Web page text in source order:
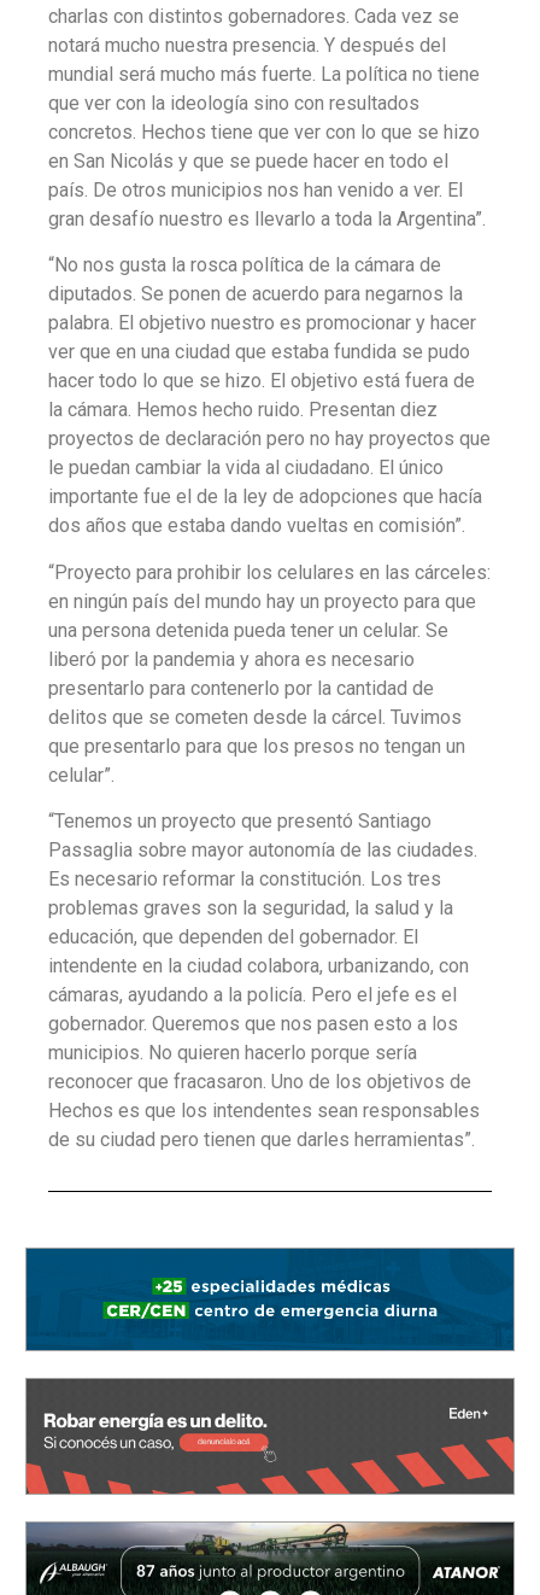
charlas con distintos gobernadores. Cada vez se
notará mucho nuestra presencia. Y después del
mundial será mucho más fuerte. La política no tiene
que ver con la ideología sino con resultados
concretos. Hechos tiene que ver con lo que se hizo
en San Nicolás y que se puede hacer en todo el
país. De otros municipios nos han venido a ver. El
gran desafío nuestro es llevarlo a toda la Argentina”.
“No nos gusta la rosca política de la cámara de
diputados. Se ponen de acuerdo para negarnos la
palabra. El objetivo nuestro es promocionar y hacer
ver que en una ciudad que estaba fundida se pudo
hacer todo lo que se hizo. El objetivo está fuera de
la cámara. Hemos hecho ruido. Presentan diez
proyectos de declaración pero no hay proyectos que
le puedan cambiar la vida al ciudadano. El único
importante fue el de la ley de adopciones que hacía
dos años que estaba dando vueltas en comisión”.
“Proyecto para prohibir los celulares en las cárceles:
en ningún país del mundo hay un proyecto para que
una persona detenida pueda tener un celular. Se
liberó por la pandemia y ahora es necesario
presentarlo para contenerlo por la cantidad de
delitos que se cometen desde la cárcel. Tuvimos
que presentarlo para que los presos no tengan un
celular”.
“Tenemos un proyecto que presentó Santiago
Passaglia sobre mayor autonomía de las ciudades.
Es necesario reformar la constitución. Los tres
problemas graves son la seguridad, la salud y la
educación, que dependen del gobernador. El
intendente en la ciudad colabora, urbanizando, con
cámaras, ayudando a la policía. Pero el jefe es el
gobernador. Queremos que nos pasen esto a los
municipios. No quieren hacerlo porque sería
reconocer que fracasaron. Uno de los objetivos de
Hechos es que los intendentes sean responsables
de su ciudad pero tienen que darles herramientas”.